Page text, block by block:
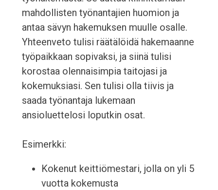
mahdollisten työnantajien huomion ja
antaa sävyn hakemuksen muulle osalle.
Yhteenveto tulisi räätälöidä hakemaanne
työpaikkaan sopivaksi, ja siinä tulisi
korostaa olennaisimpia taitojasi ja
kokemuksiasi. Sen tulisi olla tiivis ja
saada työnantaja lukemaan
ansioluettelosi loputkin osat.
Esimerkki:
Kokenut keittiömestari, jolla on yli 5
vuotta kokemusta